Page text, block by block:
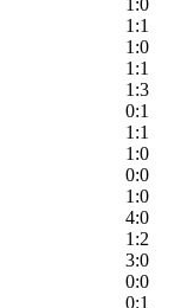
1:0
1:1
1:0
1:1
1:3
0:1
1:1
1:0
0:0
1:0
4:0
1:2
3:0
0:0
0:1